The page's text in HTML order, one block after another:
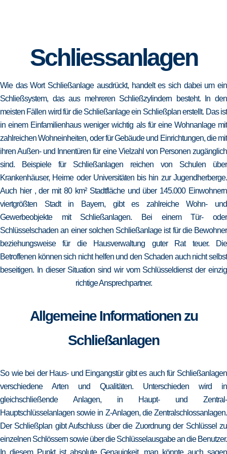
Schliessanlagen
Wie das Wort Schließanlage ausdrückt, handelt es sich dabei um ein
Schließsystem, das aus mehreren Schließzylindern besteht. In den
meisten Fällen wird für die Schließanlage ein Schließplan erstellt. Das ist
in einem Einfamilienhaus weniger wichtig als für eine Wohnanlage mit
zahlreichen Wohneinheiten, oder für Gebäude und Einrichtungen, die mit
ihren Außen- und Innentüren für eine Vielzahl von Personen zugänglich
sind. Beispiele für Schließanlagen reichen von Schulen über
Krankenhäuser, Heime oder Universitäten bis hin zur Jugendherberge.
Auch hier , der mit 80 km² Stadtfläche und über 145.000 Einwohnern
viertgrößten Stadt in Bayern, gibt es zahlreiche Wohn- und
Gewerbeobjekte mit Schließanlagen. Bei einem Tür- oder
Schlüsselschaden an einer solchen Schließanlage ist für die Bewohner
beziehungsweise für die Hausverwaltung guter Rat teuer. Die
Betroffenen können sich nicht helfen und den Schaden auch nicht selbst
beseitigen. In dieser Situation sind wir vom Schlüsseldienst der einzig
richtige Ansprechpartner.
Allgemeine Informationen zu
Schließanlagen
So wie bei der Haus- und Eingangstür gibt es auch für Schließanlagen
verschiedene Arten und Qualitäten. Unterschieden wird in
gleichschließende Anlagen, in Haupt- und Zentral-
Hauptschlüsselanlagen sowie in Z-Anlagen, die Zentralschlossanlagen.
Der Schließplan gibt Aufschluss über die Zuordnung der Schlüssel zu
einzelnen Schlössern sowie über die Schlüsselausgabe an die Benutzer.
In diesem Punkt ist absolute Genauigkeit, man könnte auch sagen